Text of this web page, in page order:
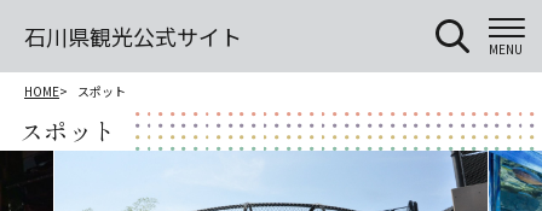
石川県観光公式サイト MENU
HOME スポット
スポット